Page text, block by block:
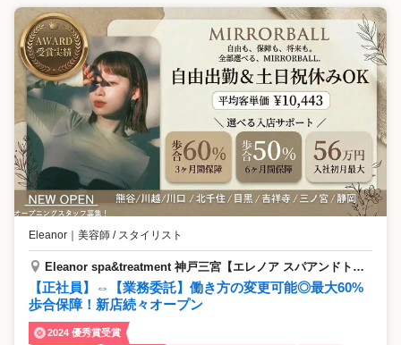
Eleanor 美容師 / スタイリスト
Eleanor spa&treatment 神戸三宮【エレノア スパアンドトリートメント】
【正社員】⇔【業務委託】働き方の変更可能◎最大60%
歩合保障！新店続々オープン
2024 優秀賞受賞